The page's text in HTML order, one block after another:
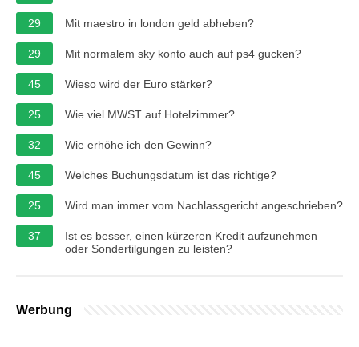
29 Mit maestro in london geld abheben?
29 Mit normalem sky konto auch auf ps4 gucken?
45 Wieso wird der Euro stärker?
25 Wie viel MWST auf Hotelzimmer?
32 Wie erhöhe ich den Gewinn?
45 Welches Buchungsdatum ist das richtige?
25 Wird man immer vom Nachlassgericht angeschrieben?
37
Ist es besser, einen kürzeren Kredit aufzunehmen
oder Sondertilgungen zu leisten?
Werbung